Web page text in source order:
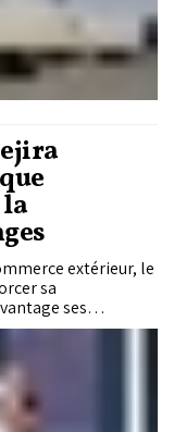
extérieur, le
sa
ses